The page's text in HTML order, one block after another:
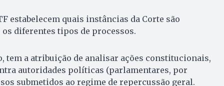
estabelecem quais instâncias da Corte são
diferentes tipos de processos.
tem a atribuição de analisar ações constitucionais,
autoridades políticas (parlamentares, por
submetidos ao regime de repercussão geral.